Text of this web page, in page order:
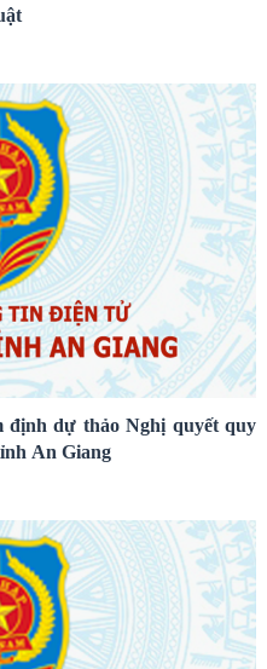
dự thảo Nghị quyết quy
An Giang